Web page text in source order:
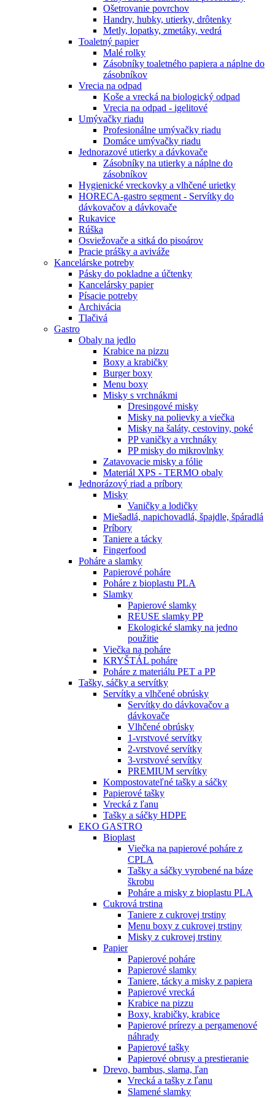
Ošetrovanie povrchov
Handry, hubky, utierky, drôtenky
Metly, lopatky, zmetáky, vedrá
Toaletný papier
Malé rolky
Zásobníky toaletného papiera a náplne do
zásobníkov
Vrecia na odpad
Koše a vrecká na biologický odpad
Vrecia na odpad - igelitové
Umývačky riadu
Profesionálne umývačky riadu
Domáce umývačky riadu
Jednorazové utierky a dávkovače
Zásobníky na utierky a náplne do
zásobníkov
Hygienické vreckovky a vlhčené urietky
HORECA-gastro segment - Servítky do
dávkovačov a dávkovače
Rukavice
Rúška
Osviežovače a sitká do pisoárov
Pracie prášky a aviváže
Kancelárske potreby
Pásky do pokladne a účtenky
Kancelársky papier
Písacie potreby
Archivácia
Tlačivá
Gastro
Obaly na jedlo
Krabice na pizzu
Boxy a krabičky
Burger boxy
Menu boxy
Misky s vrchnákmi
Dresingové misky
Misky na polievky a viečka
Misky na šaláty, cestoviny, poké
PP vaničky a vrchnáky
PP misky do mikrovlnky
Zatavovacie misky a fólie
Materiál XPS - TERMO obaly
Jednorázový riad a príbory
Misky
Vaničky a lodičky
Miešadlá, napichovadlá, špajdle, špáradlá
Príbory
Taniere a tácky
Fingerfood
Poháre a slamky
Papierové poháre
Poháre z bioplastu PLA
Slamky
Papierové slamky
REUSE slamky PP
Ekologické slamky na jedno
použitie
Viečka na poháre
KRYŠTÁL poháre
Poháre z materiálu PET a PP
Tašky, sáčky a servítky
Servítky a vlhčené obrúsky
Servítky do dávkovačov a
dávkovače
Vlhčené obrúsky
1-vrstvové servítky
2-vrstvové servítky
3-vrstvové servítky
PREMIUM servítky
Kompostovateľné tašky a sáčky
Papierové tašky
Vrecká z ľanu
Tašky a sáčky HDPE
EKO GASTRO
Bioplast
Viečka na papierové poháre z
CPLA
Tašky a sáčky vyrobené na báze
škrobu
Poháre a misky z bioplastu PLA
Cukrová trstina
Taniere z cukrovej trstiny
Menu boxy z cukrovej trstiny
Misky z cukrovej trstiny
Papier
Papierové poháre
Papierové slamky
Taniere, tácky a misky z papiera
Papierové vrecká
Krabice na pizzu
Boxy, krabičky, krabice
Papierové prírezy a pergamenové
náhrady
Papierové tašky
Papierové obrusy a prestieranie
Drevo, bambus, slama, ľan
Vrecká a tašky z ľanu
Slamené slamky